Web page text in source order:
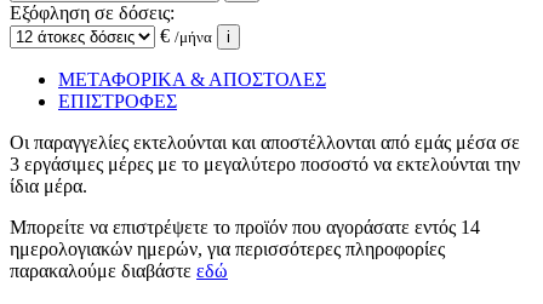
Εξόφληση σε δόσεις:
€ /μήνα i
ΜΕΤΑΦΟΡΙΚΑ & ΑΠΟΣΤΟΛΕΣ
ΕΠΙΣΤΡΟΦΕΣ
Οι παραγγελίες εκτελούνται και αποστέλλονται από εμάς μέσα σε
3 εργάσιμες μέρες με το μεγαλύτερο ποσοστό να εκτελούνται την
ίδια μέρα.
Μπορείτε να επιστρέψετε το προϊόν που αγοράσατε εντός 14
ημερολογιακών ημερών, για περισσότερες πληροφορίες
παρακαλούμε διαβάστε εδώ